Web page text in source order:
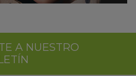
A NUESTRO